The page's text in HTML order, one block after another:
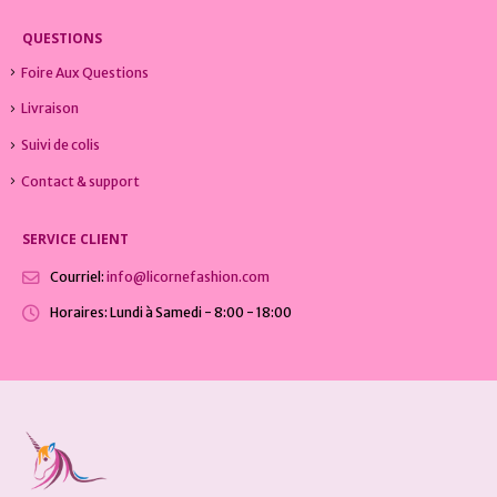
QUESTIONS
Foire Aux Questions
Livraison
Suivi de colis
Contact & support
SERVICE CLIENT
Courriel: info@licornefashion.com
Horaires: Lundi à Samedi - 8:00 - 18:00